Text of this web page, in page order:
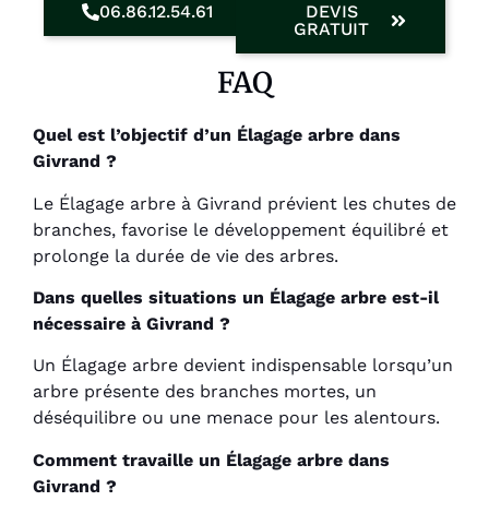
06.86.12.54.61
DEVIS
GRATUIT
FAQ
Quel est l’objectif d’un Élagage arbre dans
Givrand ?
Le Élagage arbre à Givrand prévient les chutes de
branches, favorise le développement équilibré et
prolonge la durée de vie des arbres.
Dans quelles situations un Élagage arbre est-il
nécessaire à Givrand ?
Un Élagage arbre devient indispensable lorsqu’un
arbre présente des branches mortes, un
déséquilibre ou une menace pour les alentours.
Comment travaille un Élagage arbre dans
Givrand ?